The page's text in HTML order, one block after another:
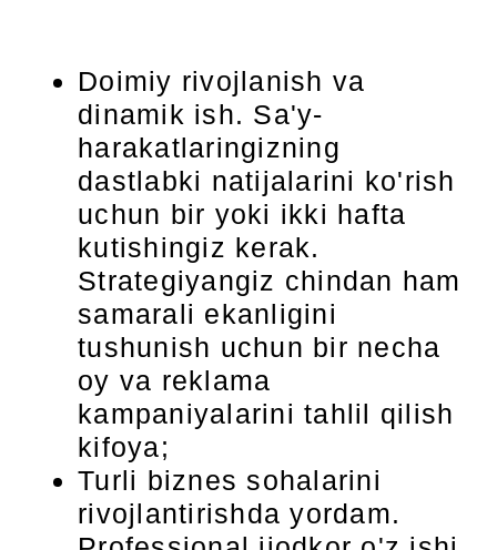
Doimiy rivojlanish va
dinamik ish. Sa'y-
harakatlaringizning
dastlabki natijalarini ko'rish
uchun bir yoki ikki hafta
kutishingiz kerak.
Strategiyangiz chindan ham
samarali ekanligini
tushunish uchun bir necha
oy va reklama
kampaniyalarini tahlil qilish
kifoya;
Turli biznes sohalarini
rivojlantirishda yordam.